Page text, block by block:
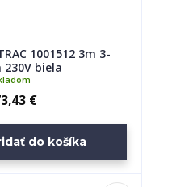
1001512 3m 3-
biela
€
do košíka